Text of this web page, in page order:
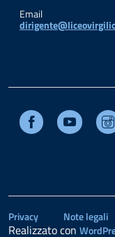
Email
Facebook
Privacy Note legali
Realizzato con